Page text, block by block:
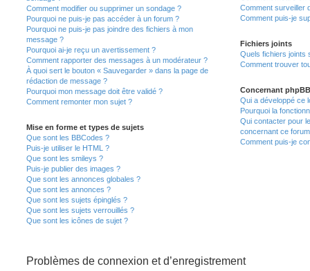
Comment modifier ou supprimer un sondage ?
Pourquoi ne puis-je pas accéder à un forum ?
Pourquoi ne puis-je pas joindre des fichiers à mon
message ?
Pourquoi ai-je reçu un avertissement ?
Comment rapporter des messages à un modérateur ?
À quoi sert le bouton « Sauvegarder » dans la page de
rédaction de message ?
Pourquoi mon message doit être validé ?
Comment remonter mon sujet ?
Mise en forme et types de sujets
Que sont les BBCodes ?
Puis-je utiliser le HTML ?
Que sont les smileys ?
Puis-je publier des images ?
Que sont les annonces globales ?
Que sont les annonces ?
Que sont les sujets épinglés ?
Que sont les sujets verrouillés ?
Que sont les icônes de sujet ?
Comment surveiller
Comment puis-je
Fichiers joints
Quels fichiers joints
Comment trouver
Concernant phpBB
Qui a développé ce
Pourquoi la
Qui contacter pour
concernant ce
Comment puis-je
Problèmes de connexion et d’enregistrement